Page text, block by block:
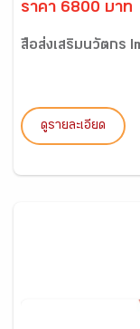
ราคา 6800 บาท
สื่อส่งเสริมนวัตกร
ดูรายละเอียด